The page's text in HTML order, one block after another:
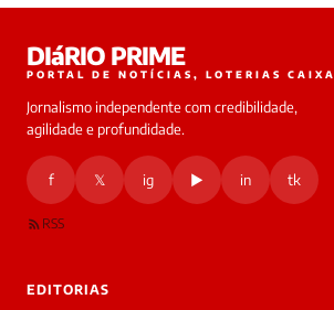
DIáRIO PRIME
PORTAL DE NOTÍCIAS, LOTERIAS CAIXA
Jornalismo independente com credibilidade,
agilidade e profundidade.
f 𝕏 ig ▶ in tk
RSS
EDITORIAS